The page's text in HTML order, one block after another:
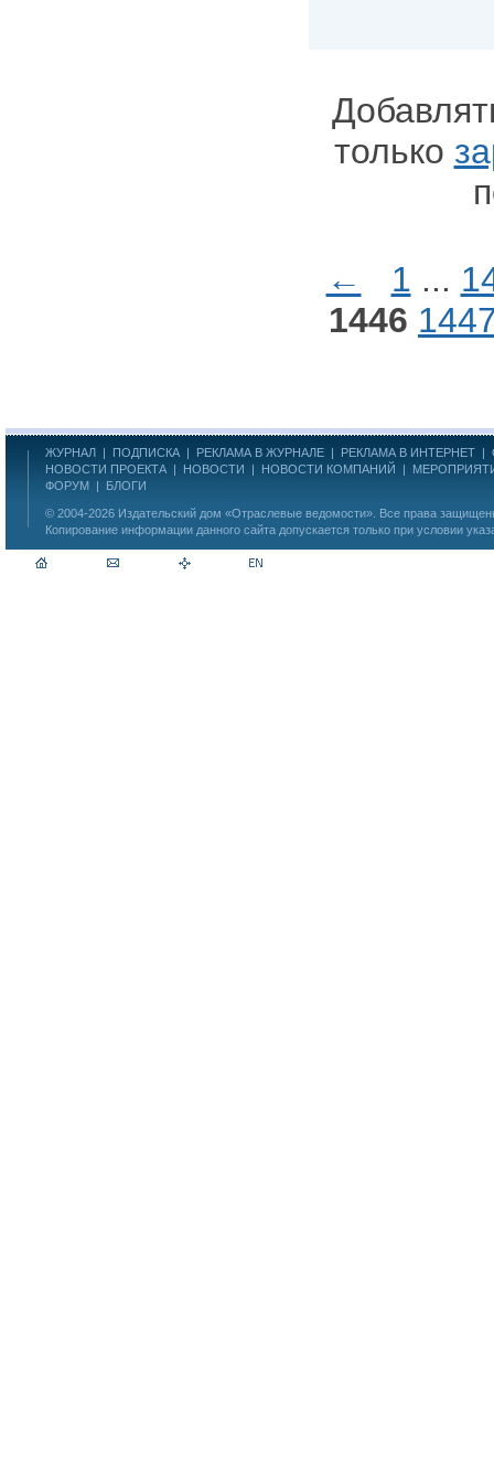
только
← 1 ...
1446
ЖУРНАЛ | ПОДПИСКА | РЕКЛАМА В ЖУРНАЛЕ | РЕКЛАМА В ИНТЕРНЕТ |
НОВОСТИ ПРОЕКТА | НОВОСТИ | НОВОСТИ КОМПАНИЙ |
ФОРУМ | БЛОГИ
© 2004-2026 Издательский дом «Отраслевые ведомости» . Все права
Копирование информации данного сайта допускается только при условии